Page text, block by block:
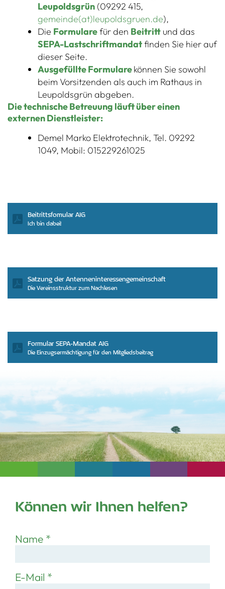
Leupoldsgrün (09292 415,
gemeinde(at)leupoldsgruen.de),
Die Formularefür den Beitritt und das
SEPA-Lastschriftmandatfinden Sie hier auf
dieser Seite.
Ausgefüllte Formularekönnen Sie sowohl
beim Vorsitzenden als auch im Rathaus in
Leupoldsgrün abgeben.
Die technische Betreuung läuft über einen
externen Dienstleister:
Demel Marko Elektrotechnik, Tel. 09292
1049, Mobil: 015229261025
Beitrittsfomular AIG
Ich bin dabei!
Satzung der Antenneninteressengemeinschaft
Die Vereinsstruktur zum Nachlesen
Formular SEPA-Mandat AIG
Die Einzugsermächtigung für den Mitgliedsbeitrag
Können wir Ihnen helfen?
Name *
E-Mail *